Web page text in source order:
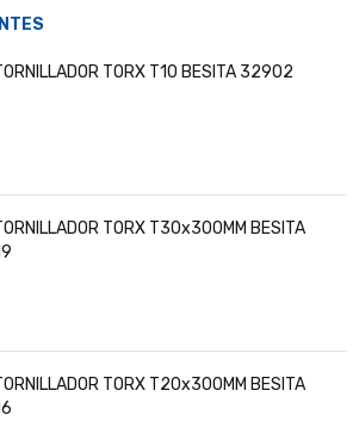
TORX T10 BESITA 32902
TORX T30x300MM BESITA
TORX T20x300MM BESITA